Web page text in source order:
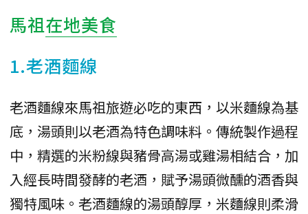
馬祖在地美食
1.老酒麵線
老酒麵線來馬祖旅遊必吃的東西，以米麵線為基
底，湯頭則以老酒為特色調味料。傳統製作過程
中，精選的米粉線與豬骨高湯或雞湯相結合，加
入經長時間發酵的老酒，賦予湯頭微醺的酒香與
獨特風味。老酒麵線的湯頭醇厚，米麵線則柔滑